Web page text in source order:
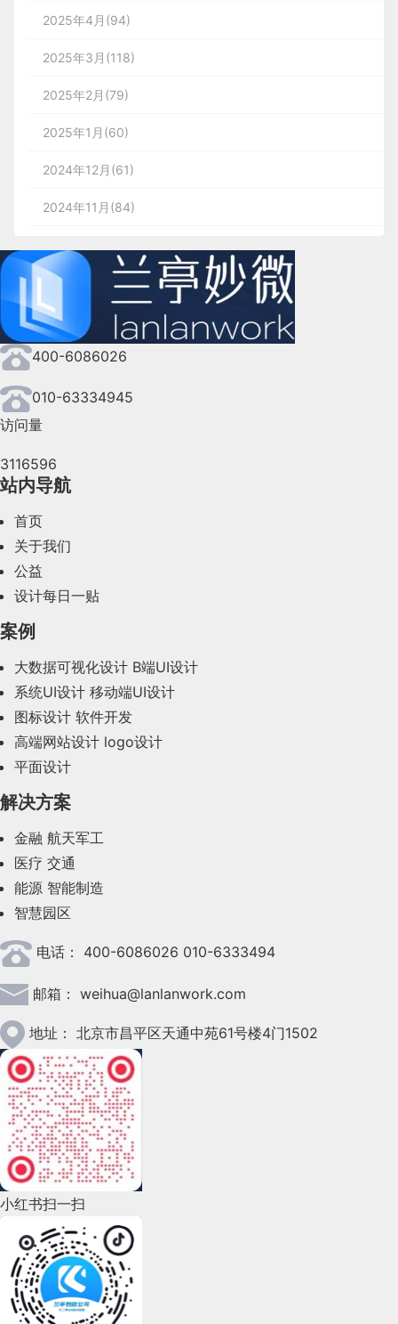
2025年4月(94)
2025年3月(118)
2025年2月(79)
2025年1月(60)
2024年12月(61)
2024年11月(84)
2024年9月(144)
2024年8月(164)
2024年7月(107)
2024年6月(63)
2024年4月(44)
2024年2月(58)
2023年10月(14)
2023年8月(88)
2023年7月(62)
2023年6月(58)
2023年5月(28)
2023年4月(47)
2023年3月(37)
2023年2月(90)
2023年1月(78)
2022年12月(45)
2022年11月(69)
2022年10月(51)
2022年9月(135)
2022年8月(60)
2022年7月(111)
2022年6月(162)
400-6086026
010-63334945
访问量
3116596
站内导航
首页
关于我们
公益
设计每日一贴
案例
大数据可视化设计 B端UI设计
系统UI设计 移动端UI设计
图标设计 软件开发
高端网站设计 logo设计
平面设计
解决方案
金融 航天军工
医疗 交通
能源 智能制造
智慧园区
电话： 400-6086026 010-6333494
邮箱： weihua@lanlanwork.com
地址： 北京市昌平区天通中苑61号楼4门1502
小红书扫一扫